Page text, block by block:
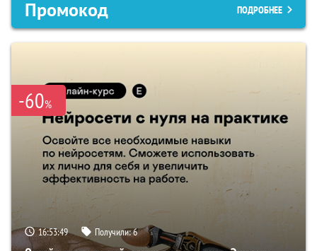
Промокод ПОДРОБНЕЕ
-60%
16:53:48 Получили:6